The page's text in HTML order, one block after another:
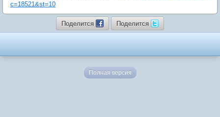
c=18521&st=10
Поделится Поделится
Полная версия